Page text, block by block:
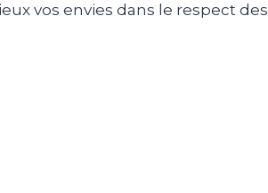
vos envies dans le respect des